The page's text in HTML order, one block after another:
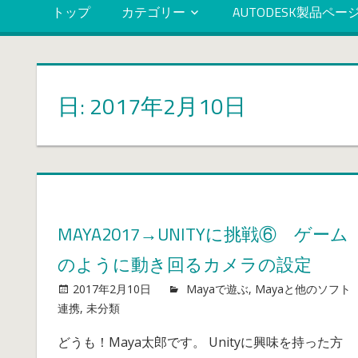
トップ カテゴリー AUTODESK製品ペー
日: 2017年2月10日
MAYA2017→UNITYに挑戦⑥ ゲーム
のように動き回るカメラの設定
2017年2月10日 mayablog
Mayaで遊ぶ, Mayaと他のソフト
連携, 未分類
挑
どうも！Maya太郎です。 Unityに興味を持った方